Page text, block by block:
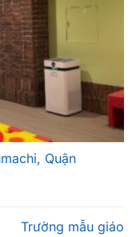
Quận
Trường mẫu giáo